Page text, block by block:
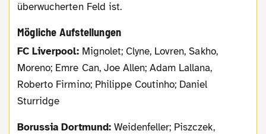
überwucherten Feld ist.
Mögliche Aufstellungen
FC Liverpool: Mignolet; Clyne, Lovren, Sakho,
Moreno; Emre Can, Joe Allen; Adam Lallana,
Roberto Firmino; Philippe Coutinho; Daniel
Sturridge
Borussia Dortmund: Weidenfeller; Piszczek,